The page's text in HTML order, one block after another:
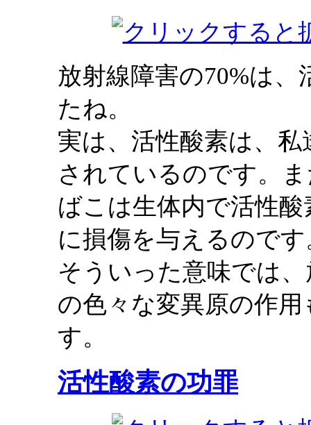
放射線障害の70%は
たね。
実は、活性酸素は、
されているのです。
ばこは生体内で活性
に損傷を与えるのです
そういった意味では
の色々な変異原の作
す。
活性酸素の功罪